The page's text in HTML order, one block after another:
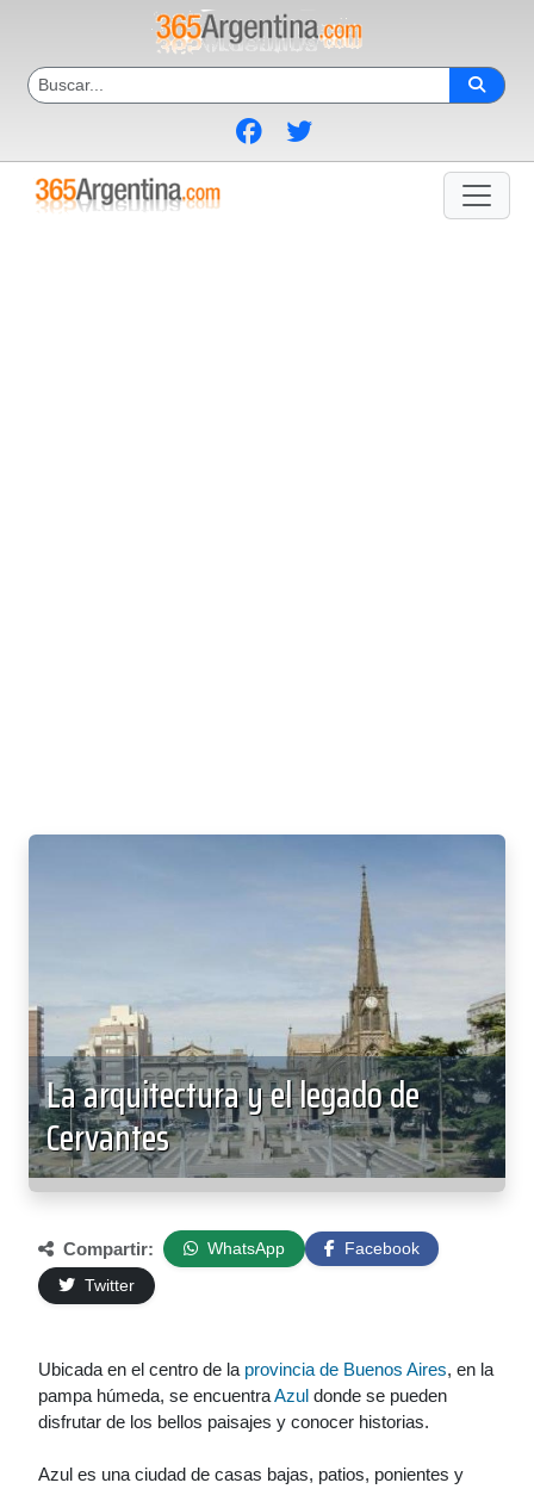
La arquitectura y el legado de
Cervantes
Compartir: WhatsApp
Facebook
Twitter
Ubicada en el centro de la provincia de Buenos Aires, en la
pampa húmeda, se encuentraAzul donde se pueden
disfrutar de los bellos paisajes y conocer historias.
Azul es una ciudad de casas bajas, patios, ponientes y